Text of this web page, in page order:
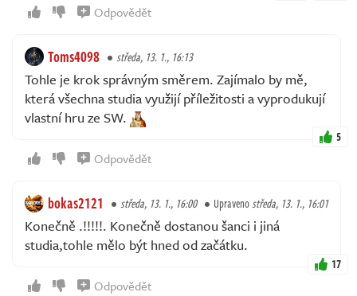
Odpovědět
Toms4098 středa, 13. 1., 16:13
Tohle je krok správným směrem. Zajímalo by mě,
která všechna studia využijí příležitosti a vyprodukují
vlastní hru ze SW.
5
Odpovědět
bokas2121 středa, 13. 1., 16:00 Upravenostředa, 13. 1., 16:01
Konečně .!!!!!. Konečně dostanou šanci i jiná
studia,tohle mělo být hned od začátku.
17
Odpovědět